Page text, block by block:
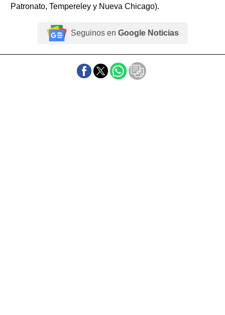
Patronato, Tempereley y Nueva Chicago).
Seguinos en Google Noticias